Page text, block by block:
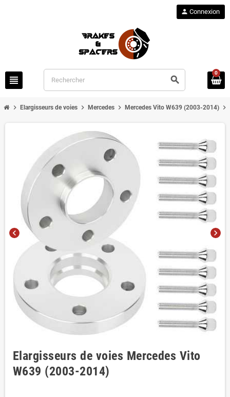
view_headline search
person Connexion
0
chevron_right Elargisseurs de voies chevron_right Mercedes chevron_right Mercedes Vito W639 (2003-2014) chevron_right
chevron_left chevron_right
Elargisseurs de voies Mercedes Vito
W639 (2003-2014)